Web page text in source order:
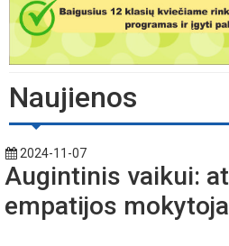
Naujienos
2024-11-07
Augintinis vaikui:
empatijos